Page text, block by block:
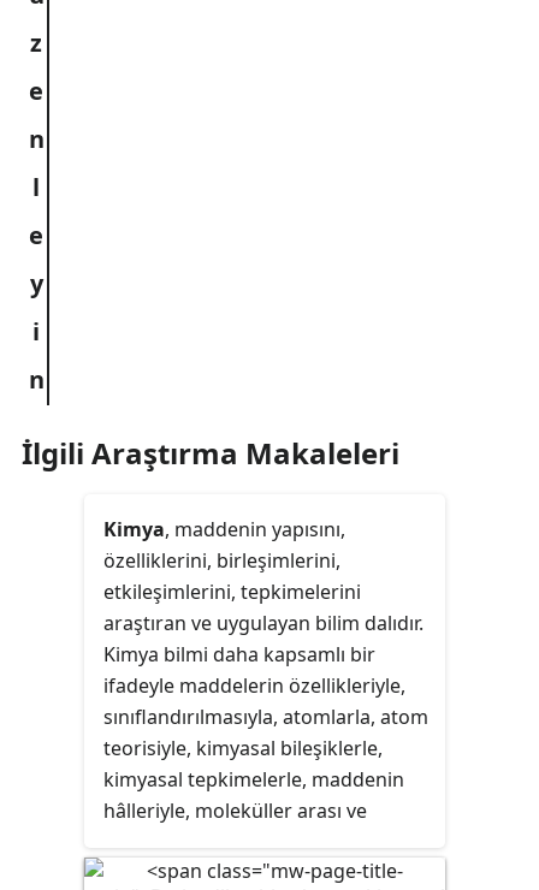
İlgili Araştırma Makaleleri
Kimya, maddenin yapısını,
özelliklerini, birleşimlerini,
etkileşimlerini, tepkimelerini
araştıran ve uygulayan bilim dalıdır.
Kimya bilmi daha kapsamlı bir
ifadeyle maddelerin özellikleriyle,
sınıflandırılmasıyla, atomlarla, atom
teorisiyle, kimyasal bileşiklerle,
kimyasal tepkimelerle, maddenin
hâlleriyle, moleküller arası ve
bağlarla, tepkime kinetiğiyle,